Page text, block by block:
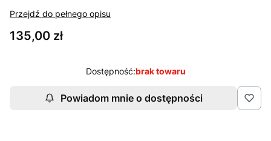
Przejdź do pełnego opisu
Cena
135,00 zł
Dostępność:brak towaru
Powiadom mnie o dostępności